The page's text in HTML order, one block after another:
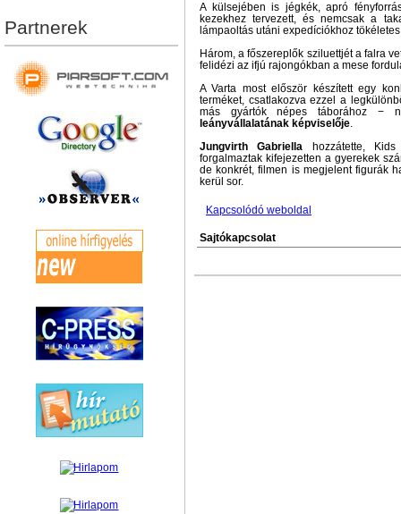
Partnerek
A külsejében is jégkék, apró
kezekhez tervezett, és nemcsak a
lámpaoltás utáni expedíciókhoz
Három, a főszereplők sziluettjét a falra
felidézi az ifjú rajongókban a mese
A Varta most először készített egy
terméket, csatlakozva ezzel a
más gyártók népes táborához −
leányvállalatának képviselője.
Jungvirth Gabriella hozzátette,
forgalmaztak kifejezetten a gyerekek
de konkrét, filmen is megjelent figurák
kerül sor.
Kapcsolódó weboldal
Sajtókapcsolat